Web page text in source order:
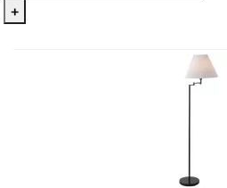
+